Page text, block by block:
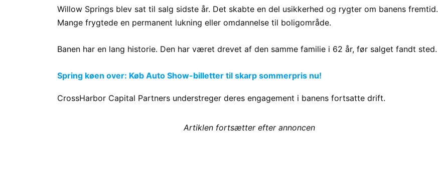
Willow Springs blev sat til salg sidste år. Det skabte en del usikkerhed og rygter om banens fremtid.
Mange frygtede en permanent lukning eller omdannelse til boligområde.
Banen har en lang historie. Den har været drevet af den samme familie i 62 år, før salget fandt sted.
Spring køen over: Køb Auto Show-billetter til skarp sommerpris nu!
CrossHarbor Capital Partners understreger deres engagement i banens fortsatte drift.
Artiklen fortsætter efter annoncen